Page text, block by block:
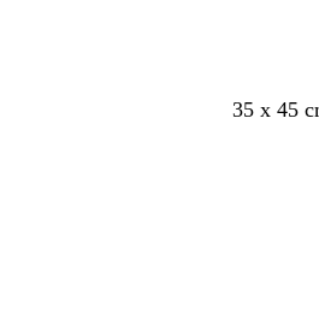
35 x 45